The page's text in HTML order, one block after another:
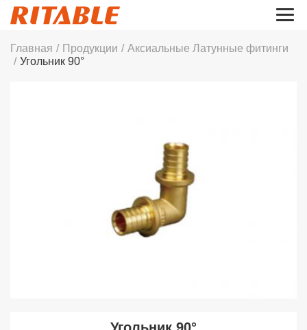
Главная / Продукции / Аксиальные Латунные фитинги
/ Угольник 90°